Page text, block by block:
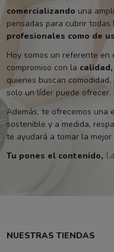
comercializando una
pensadas para cubrir todas
profesionales como de
Hoy somos un referente
compromiso con la
quienes buscan
solo un líder puede ofrecer.
Además, te ofrecemos una
sostenible y a medida,
te ayudará a tomar la
Tu pones el contenido,
NUESTRAS TIENDAS